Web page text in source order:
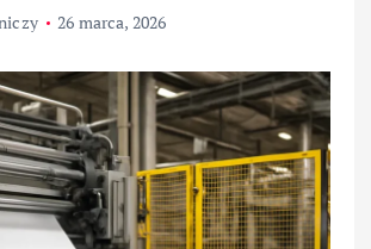
26 marca, 2026